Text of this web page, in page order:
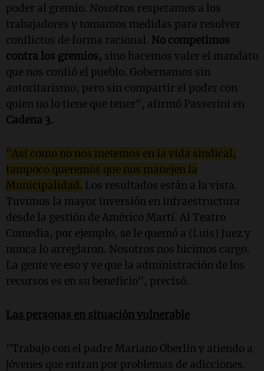
poder al gremio. Nosotros respetamos a los
trabajadores y tomamos medidas para resolver
conflictos de forma racional. No competimos
contra los gremios, sino hacemos valer el mandato
que nos confió el pueblo. Gobernamos sin
autoritarismo, pero sin compartir el poder con
quien no lo tiene que tener", afirmó Passerini en
Cadena 3.
"Así como no nos metemos en la vida sindical,
tampoco queremos que nos manejen la
Municipalidad. Los resultados están a la vista.
Tuvimos la mayor inversión en infraestructura
desde la gestión de Américo Martí. Al Teatro
Comedia, por ejemplo, se le quemó a (Luis) Juez y
nunca lo arreglaron. Nosotros nos hicimos cargo.
La gente ve eso y ve que la administración de los
recursos es en su beneficio", precisó.
Las personas en situación vulnerable
"Trabajo con el padre Mariano Oberlín y atiendo a
jóvenes que entran por problemas de adicciones.